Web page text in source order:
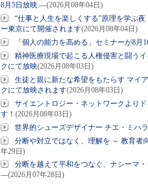
8月5日放映 ―(2026月08年04日)
“仕事と人生を楽しくする”原理を学ぶ
ー東京にて開催されます(2026月08年04日)
「個人の能力を高める」セミナーが8
精神医療現場で起こる人権侵害と闘う
クにて放映(2026月08年03日)
生徒と親に新たな希望をもたらす マイ
クにて放映されます(2026月08年03日)
サイエントロジー・ネットワークより
す！ (2026月08年03日)
世界的シューズデザイナー チエ・ミハ
分断や対立ではなく、理解を ～ 教育
年29日)
分断を越えて平和をつなぐ、ナシーマ
―(2026月07年28日)